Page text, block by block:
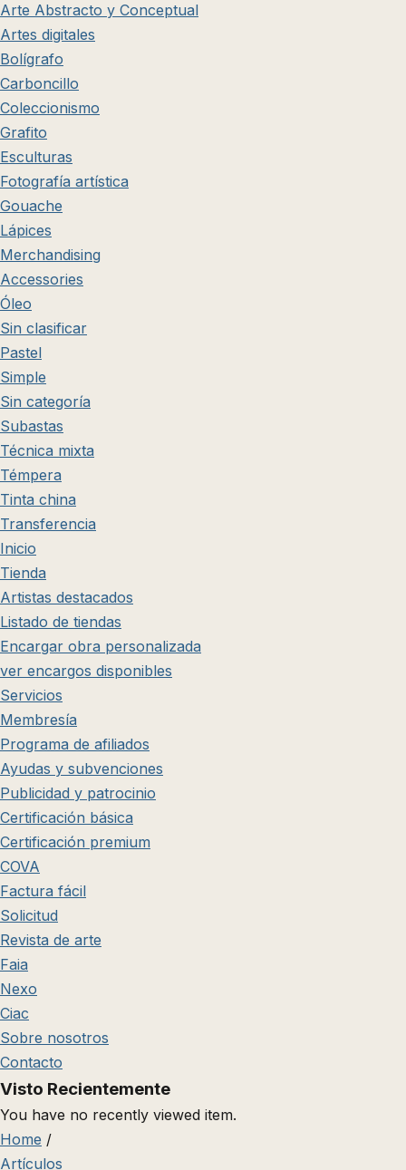
Arte Abstracto y Conceptual
Artes digitales
Bolígrafo
Carboncillo
Coleccionismo
Grafito
Esculturas
Fotografía artística
Gouache
Lápices
Merchandising
Accessories
Óleo
Sin clasificar
Pastel
Simple
Sin categoría
Subastas
Técnica mixta
Témpera
Tinta china
Transferencia
Inicio
Tienda
Artistas destacados
Listado de tiendas
Encargar obra personalizada
ver encargos disponibles
Servicios
Membresía
Programa de afiliados
Ayudas y subvenciones
Publicidad y patrocinio
Certificación básica
Certificación premium
COVA
Factura fácil
Solicitud
Revista de arte
Faia
Nexo
Ciac
Sobre nosotros
Contacto
Visto Recientemente
You have no recently viewed item.
Home /
Artículos